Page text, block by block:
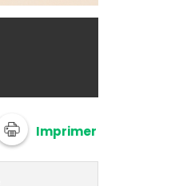
Imprimer